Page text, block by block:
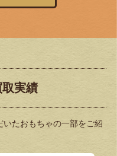
実績
たおもちゃの一部をご紹